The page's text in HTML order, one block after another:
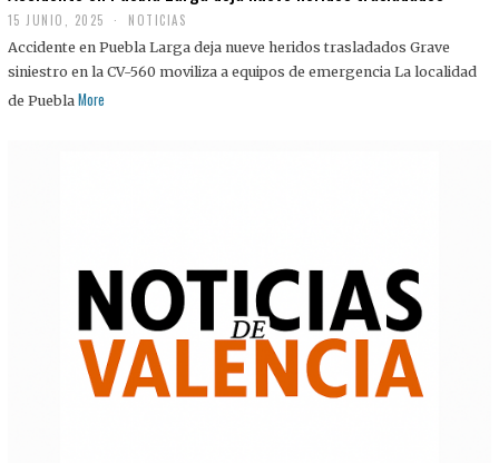
15 JUNIO, 2025 NOTICIAS
Accidente en Puebla Larga deja nueve heridos trasladados Grave
siniestro en la CV-560 moviliza a equipos de emergencia La localidad
de Puebla More